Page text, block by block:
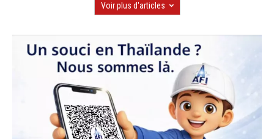
Voir plus d'articles